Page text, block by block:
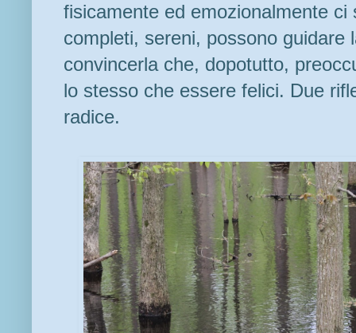
fisicamente ed emozionalmente
completi, sereni, possono guidare
convincerla che, dopotutto,
lo stesso che essere felici. Due
radice.